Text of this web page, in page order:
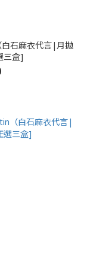
石麻衣代言|月拋
三盒]